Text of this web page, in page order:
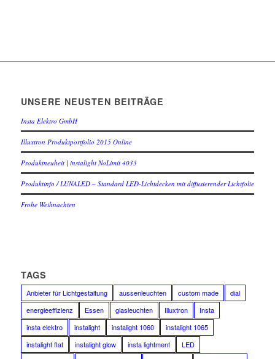
UNSERE NEUSTEN BEITRÄGE
Insta Elektro GmbH
Illuxtron Produktportfolio 2015 Online
Produktneuheit | instalight NoLimit 4033
Produktinfo / LUNALED – Standard LED-Lichtdecken mit diffusierender Lichtfolie
Frohe Weihnachten
TAGS
Anbieter für Lichtgestaltung aussenleuchten custom made
dial
energieeffizienz
Essen glasleuchten Illuxtron
Insta
insta elektro
instalight instalight 1060
instalight 1065
instalight flat
instalight glow insta lightment
LED